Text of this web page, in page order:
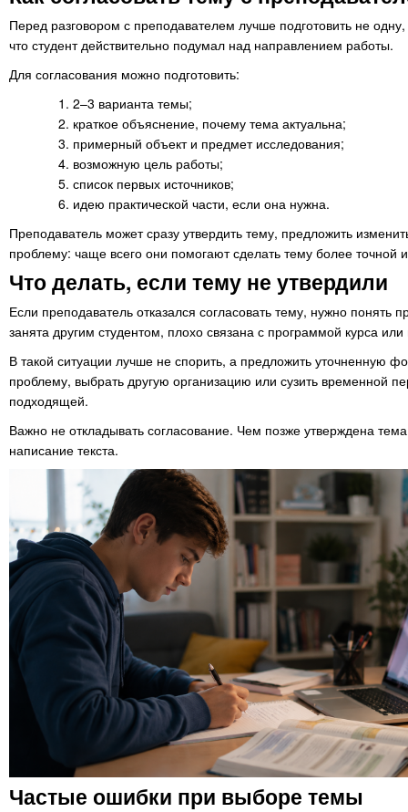
Перед разговором с преподавателем лучше подготовить не
что студент действительно подумал над направлением работы.
Для согласования можно подготовить:
2–3 варианта темы;
краткое объяснение, почему тема актуальна;
примерный объект и предмет исследования;
возможную цель работы;
список первых источников;
идею практической части, если она нужна.
Преподаватель может сразу утвердить тему, предложить
проблему: чаще всего они помогают сделать тему более точной
Что делать, если тему не утвердили
Если преподаватель отказался согласовать тему, нужно
занята другим студентом, плохо связана с программой курса
В такой ситуации лучше не спорить, а предложить уточненную
проблему, выбрать другую организацию или сузить временной
подходящей.
Важно не откладывать согласование. Чем позже утверждена
написание текста.
Частые ошибки при выборе темы